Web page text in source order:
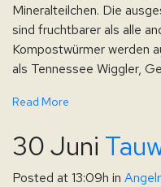
Mineralteilchen. Die
sind fruchtbarer als alle
Kompostwürmer werden
als Tennessee Wiggler,
Read More
30 Juni
Posted at 13:09h in